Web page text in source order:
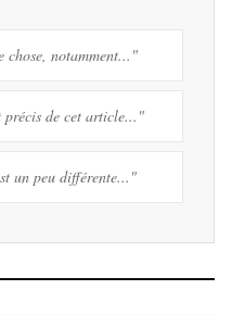
chose, notamment..."
précis de cet article..."
un peu différente..."